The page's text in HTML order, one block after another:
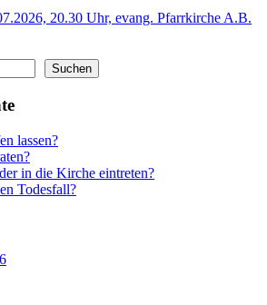
20.30 Uhr, evang. Pfarrkirche A.B.
Suchen
lassen?
in die Kirche eintreten?
Todesfall?